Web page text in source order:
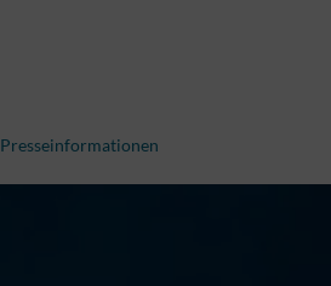
Presseinformationen